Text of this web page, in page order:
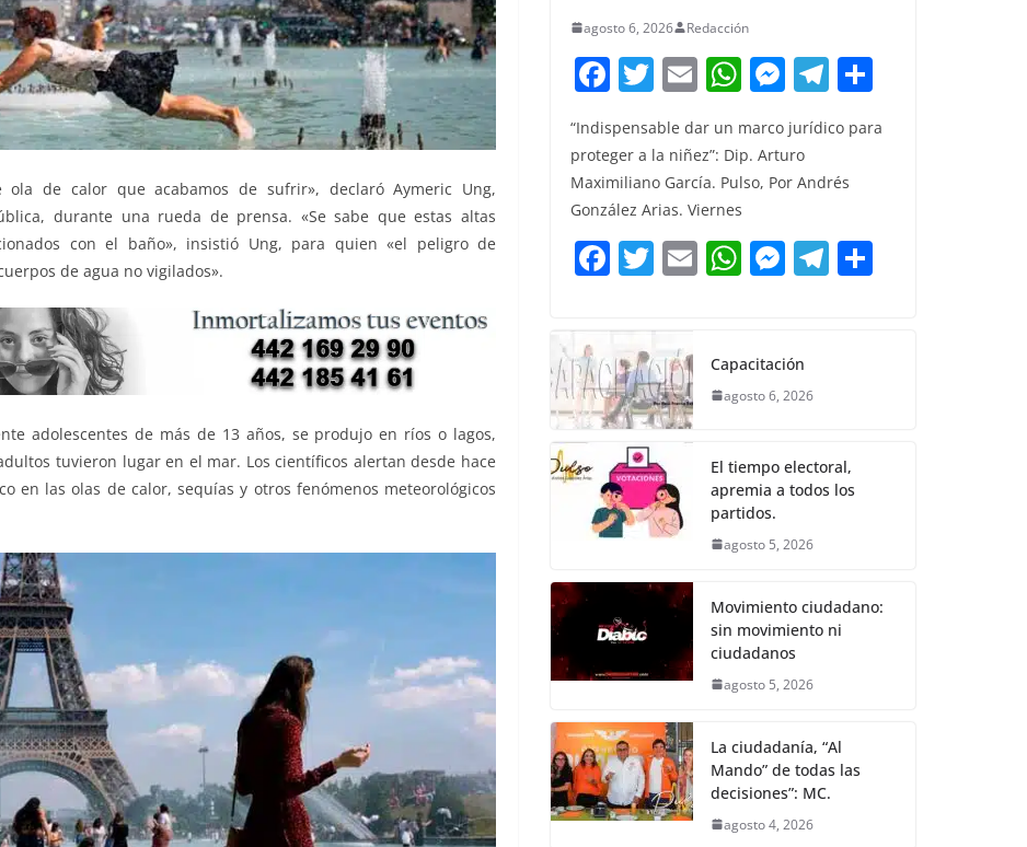
de calor que acabamos de sufrir», declaró Aymeric Ung,
durante una rueda de prensa. «Se sabe que estas altas
con el baño», insistió Ung, para quien «el peligro de
de agua no vigilados».
adolescentes de más de 13 años, se produjo en ríos o lagos,
tuvieron lugar en el mar. Los científicos alertan desde hace
en las olas de calor, sequías y otros fenómenos meteorológicos
agosto 6, 2026 Redacción
F
a
c
e
b
o
o
k
T
w
itt
er
E
m
ai
l
W
h
at
s
p
p
M
e
ss
e
g
er
T
el
e
gr
m
m
“Indispensable dar un marco jurídico para
proteger a la niñez”: Dip. Arturo
Maximiliano García. Pulso, Por Andrés
González Arias. Viernes
F
a
c
e
b
o
o
k
T
w
itt
er
E
m
W
h
s
A
p
M
e
e
n
er
T
el
Capacitación
agosto 6, 2026
El tiempo electoral,
apremia a todos los
partidos.
agosto 5, 2026
Movimiento ciudadano:
sin movimiento ni
ciudadanos
agosto 5, 2026
La ciudadanía, “Al
Mando” de todas las
decisiones”: MC.
agosto 4, 2026